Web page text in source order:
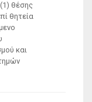
θέσης
θητεία
και